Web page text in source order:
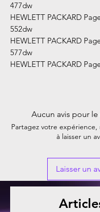
477dw
HEWLETT PACKARD
552dw
HEWLETT PACKARD
577dw
HEWLETT PACKARD
Aucun avis pour
Partagez votre expérience,
à laisser un
Laisser un